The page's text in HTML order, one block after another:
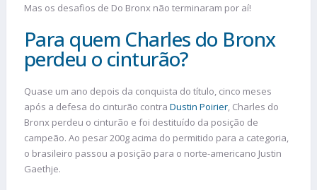
Mas os desafios de Do Bronx não terminaram por aí!
Para quem Charles do Bronx
perdeu o cinturão?
Quase um ano depois da conquista do título, cinco meses
após a defesa do cinturão contra Dustin Poirier, Charles do
Bronx perdeu o cinturão e foi destituído da posição de
campeão. Ao pesar 200g acima do permitido para a categoria,
o brasileiro passou a posição para o norte-americano Justin
Gaethje.